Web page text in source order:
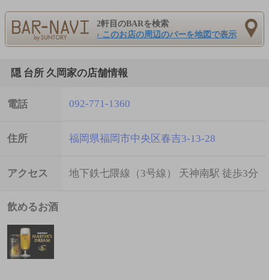
2軒目のBARを検索
› このお店の周辺のバーを地図で表示
隠 台所 久岡家の店舗情報
電話 092-771-1360
住所 福岡県福岡市中央区春吉3-13-28
アクセス 地下鉄七隈線（3号線） 天神南駅 徒歩3分
飲めるお酒